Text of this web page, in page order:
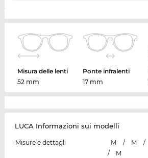
Misura delle lenti
52 mm
Ponte infralenti
17 mm
LUCA Informazioni sui modelli
Misure e dettagli M / M /
/
M